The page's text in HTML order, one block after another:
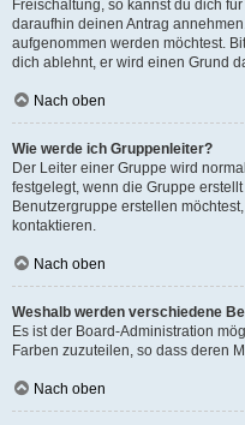
Freischaltung, so kannst du dich
daraufhin deinen Antrag
aufgenommen werden möchtest.
dich ablehnt, er wird einen Grund
Nach oben
Wie werde ich Gruppenleiter?
Der Leiter einer Gruppe wird
festgelegt, wenn die Gruppe
Benutzergruppe erstellen
kontaktieren.
Nach oben
Weshalb werden verschiedene
Es ist der Board-Administration
Farben zuzuteilen, so dass deren
Nach oben